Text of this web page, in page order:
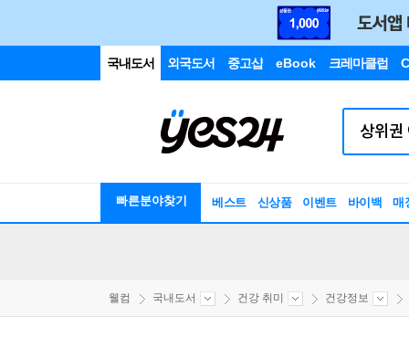
국내도서 외국도서 중고샵 eBook 크레마클럽
빠른분야찾기 베스트 신상품 이벤트 바이백 매
웰컴 국내도서 건강 취미 건강정보